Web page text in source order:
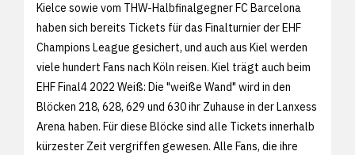
Kielce sowie vom THW-Halbfinalgegner FC Barcelona
haben sich bereits Tickets für das Finalturnier der EHF
Champions League gesichert, und auch aus Kiel werden
viele hundert Fans nach Köln reisen. Kiel trägt auch beim
EHF Final4 2022 Weiß: Die "weiße Wand" wird in den
Blöcken 218, 628, 629 und 630 ihr Zuhause in der Lanxess
Arena haben. Für diese Blöcke sind alle Tickets innerhalb
kürzester Zeit vergriffen gewesen. Alle Fans, die ihre